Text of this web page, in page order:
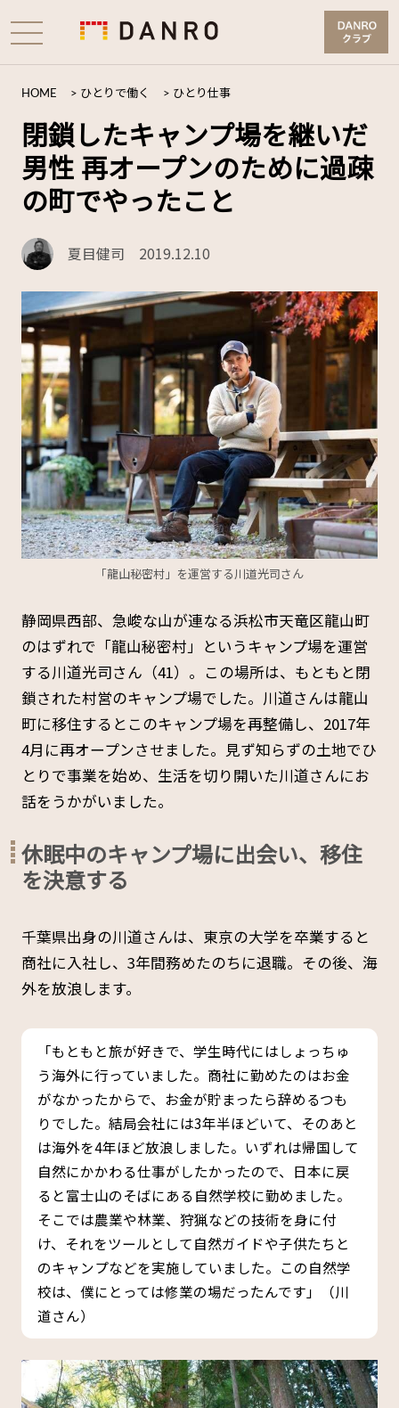
HOME > ひとりで働く > ひとり仕事
閉鎖したキャンプ場を継いだ
男性 再オープンのために過疎
の町でやったこと
夏目健司 2019.12.10
「龍山秘密村」を運営する川道光司さん
静岡県西部、急峻な山が連なる浜松市天竜区龍山町
のはずれで「龍山秘密村」というキャンプ場を運営
する川道光司さん（41）。この場所は、もともと閉
鎖された村営のキャンプ場でした。川道さんは龍山
町に移住するとこのキャンプ場を再整備し、2017年
4月に再オープンさせました。見ず知らずの土地でひ
とりで事業を始め、生活を切り開いた川道さんにお
話をうかがいました。
休眠中のキャンプ場に出会い、移住
を決意する
千葉県出身の川道さんは、東京の大学を卒業すると
商社に入社し、3年間務めたのちに退職。その後、海
外を放浪します。
「もともと旅が好きで、学生時代にはしょっちゅ
う海外に行っていました。商社に勤めたのはお金
がなかったからで、お金が貯まったら辞めるつも
りでした。結局会社には3年半ほどいて、そのあと
は海外を4年ほど放浪しました。いずれは帰国して
自然にかかわる仕事がしたかったので、日本に戻
ると富士山のそばにある自然学校に勤めました。
そこでは農業や林業、狩猟などの技術を身に付
け、それをツールとして自然ガイドや子供たちと
のキャンプなどを実施していました。この自然学
校は、僕にとっては修業の場だったんです」（川
道さん）